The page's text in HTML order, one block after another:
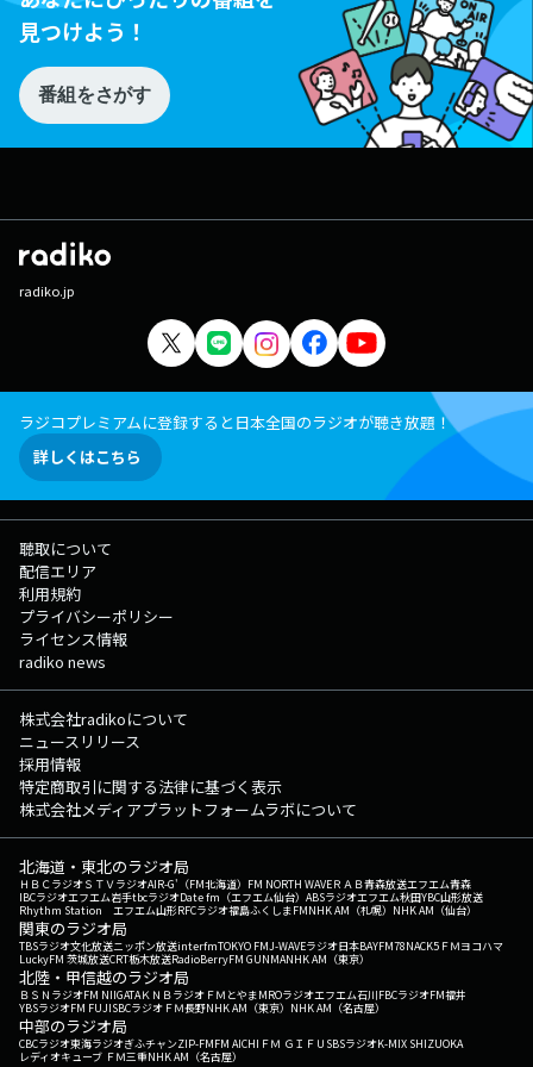
見つけよう！
番組をさがす
radiko.jp
ラジコプレミアムに登録すると日本全国のラジオが聴き放題！
詳しくはこちら
聴取について
配信エリア
利用規約
プライバシーポリシー
ライセンス情報
radiko news
株式会社radikoについて
ニュースリリース
採用情報
特定商取引に関する法律に基づく表示
株式会社メディアプラットフォームラボについて
北海道・東北のラジオ局
ＨＢＣラジオＳＴＶラジオAIR-G'（FM北海道） FM NORTH WAVEＲＡＢ青森放送エフエム青森
IBCラジオエフエム岩手tbcラジオDate fm（エフエム仙台） ABSラジオエフエム秋田YBC山形放送
Rhythm Station エフエム山形RFCラジオ福島ふくしまFMNHK AM（札幌） NHK AM（仙台）
関東のラジオ局
TBSラジオ文化放送ニッポン放送interfmTOKYO FMJ-WAVEラジオ日本BAYFM78NACK5 ＦＭヨコハマ
LuckyFM 茨城放送CRT栃木放送RadioBerryFM GUNMANHK AM（東京）
北陸・甲信越のラジオ局
ＢＳＮラジオFM NIIGATAＫＮＢラジオ ＦＭとやまMROラジオエフエム石川FBCラジオFM福井
YBSラジオFM FUJISBCラジオ ＦＭ長野NHK AM（東京） NHK AM（名古屋）
中部のラジオ局
CBCラジオ東海ラジオぎふチャンZIP-FMFM AICHI ＦＭ ＧＩＦＵ SBSラジオK-MIX SHIZUOKA
レディオキューブ ＦＭ三重NHK AM（名古屋）